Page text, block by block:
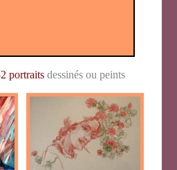
portraitsdessinés ou peints